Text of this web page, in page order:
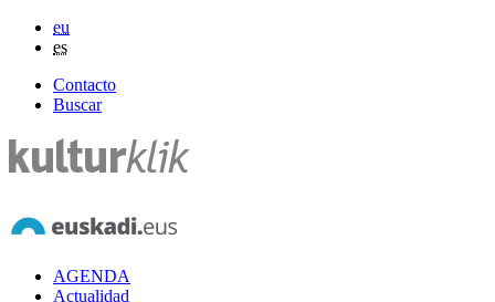
eu
es
Contacto
Buscar
AGENDA
Actualidad